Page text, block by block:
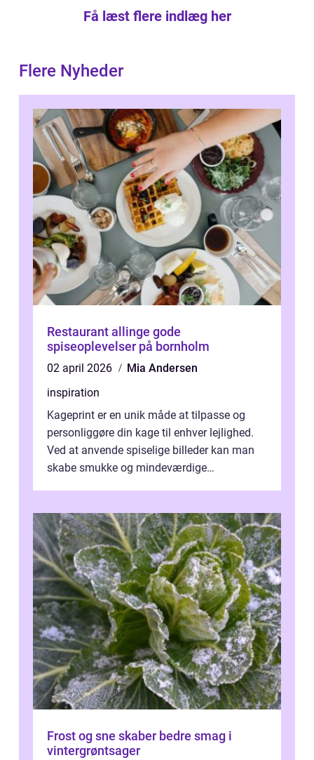
Få læst flere indlæg her
Flere Nyheder
Restaurant allinge gode
spiseoplevelser på bornholm
02 april 2026
Mia Andersen
inspiration
Kageprint er en unik måde at tilpasse og
personliggøre din kage til enhver lejlighed.
Ved at anvende spiselige billeder kan man
skabe smukke og mindeværdige
Frost og sne skaber bedre smag i
vintergrøntsager